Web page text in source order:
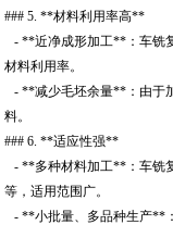
### 5. **材料利用率高**
- **近净成形加工**：车铣
材料利用率。
- **减少毛坯余量**：由于
料。
### 6. **适应性强**
- **多种材料加工**：车铣
等，适用范围广。
- **小批量、多品种生产**